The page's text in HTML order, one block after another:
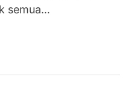
semua…